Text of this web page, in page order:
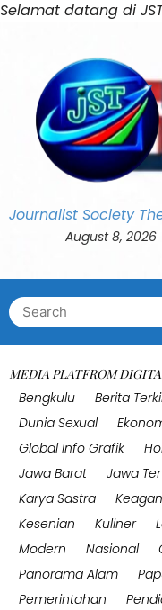
Selamat datang di
Journalist Society
August 8, 2026
Search
for:
MEDIA PLATFROM
Bengkulu
Berita
Dunia Sexual
Global Info Grafik
Jawa Barat
Jawa
Karya Sastra
Kesenian
Kuliner
Modern
Nasional
Panorama Alam
Pemerintahan